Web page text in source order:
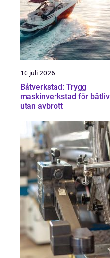
10 juli 2026
Båtverkstad: Trygg
maskinverkstad för båtliv
utan avbrott